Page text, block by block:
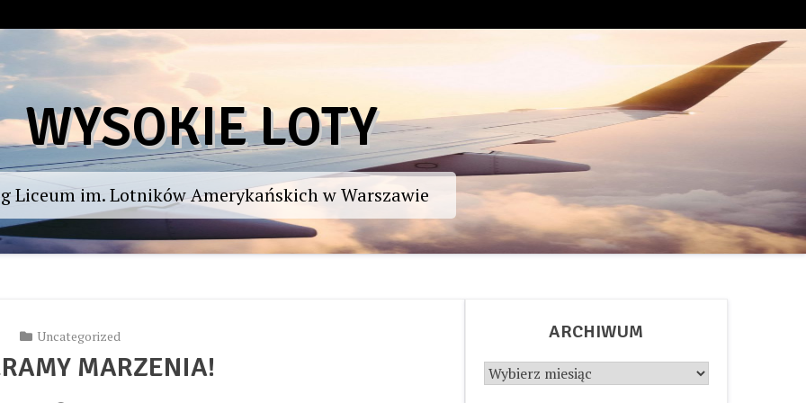
WYSOKIE LOTY
Liceum im. Lotników Amerykańskich w Warszawie
Uncategorized
MARZENIA!
ARCHIWUM
Archiwum